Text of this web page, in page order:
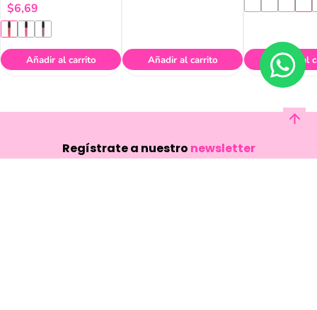
Añadir al carrito
Regístrate a nuestronewsletter
eventos y mucho más.